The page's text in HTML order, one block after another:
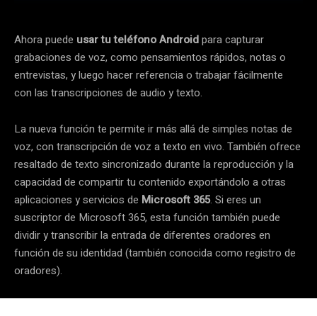
Ahora puede usar tu teléfono Androidpara capturar
grabaciones de voz, como pensamientos rápidos, notas o
entrevistas, y luego hacer referencia o trabajar fácilmente
con las transcripciones de audio y texto.
La nueva función te permite ir más allá de simples notas de
voz, con transcripción de voz a texto en vivo. También ofrece
resaltado de texto sincronizado durante la reproducción y la
capacidad de compartir tu contenido exportándolo a otras
aplicaciones y servicios de Microsoft 365. Si eres un
suscriptor de Microsoft 365, esta función también puede
dividir y transcribir la entrada de diferentes oradores en
función de su identidad (también conocida como registro de
oradores).